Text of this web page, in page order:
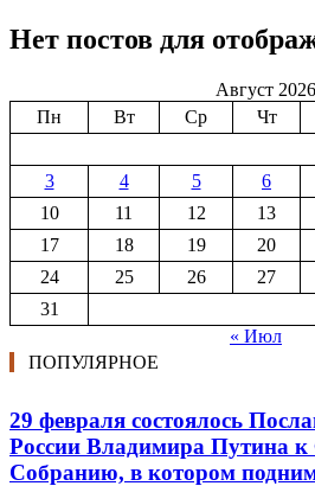
Нет постов для
Август 2026
Пн
Вт Ср Чт
3
4 5 6
10
11 12 13
17
18 19 20
24
25 26 27
31
« Июл
ПОПУЛЯРНОЕ
29 февраля состоялось
России Владимира Путина к
Собранию, в котором